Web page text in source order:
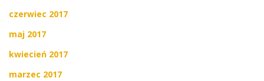
czerwiec 2017
maj 2017
kwiecień 2017
marzec 2017